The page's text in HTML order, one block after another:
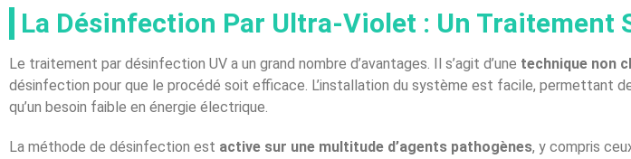
La Désinfection Par Ultra-Violet : Un Traitement
Le traitement par désinfection UV a un grand nombre d’avantages. Il s’agit d’une technique non
désinfection pour que le procédé soit efficace. L’installation du système est facile, permettant
qu’un besoin faible en énergie électrique.
La méthode de désinfection est active sur une multitude d’agents pathogènes, y compris